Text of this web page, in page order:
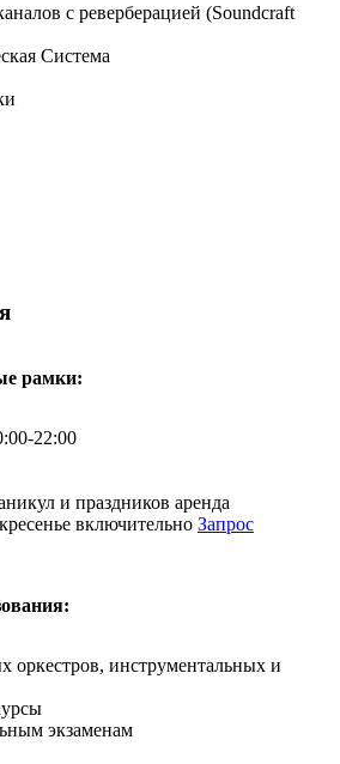
с реверберацией (Soundcraft
Система
рамки:
22:00
и праздников аренда
включительно Запрос
оркестров, инструментальных и
экзаменам